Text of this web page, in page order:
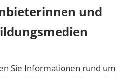
und
Sie Informationen rund um